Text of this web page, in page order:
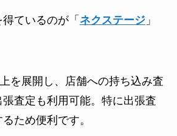
ているのが「 ネクステージ」
を展開し、店舗への持ち込み査
査定も利用可能。特に出張査
ため便利です。